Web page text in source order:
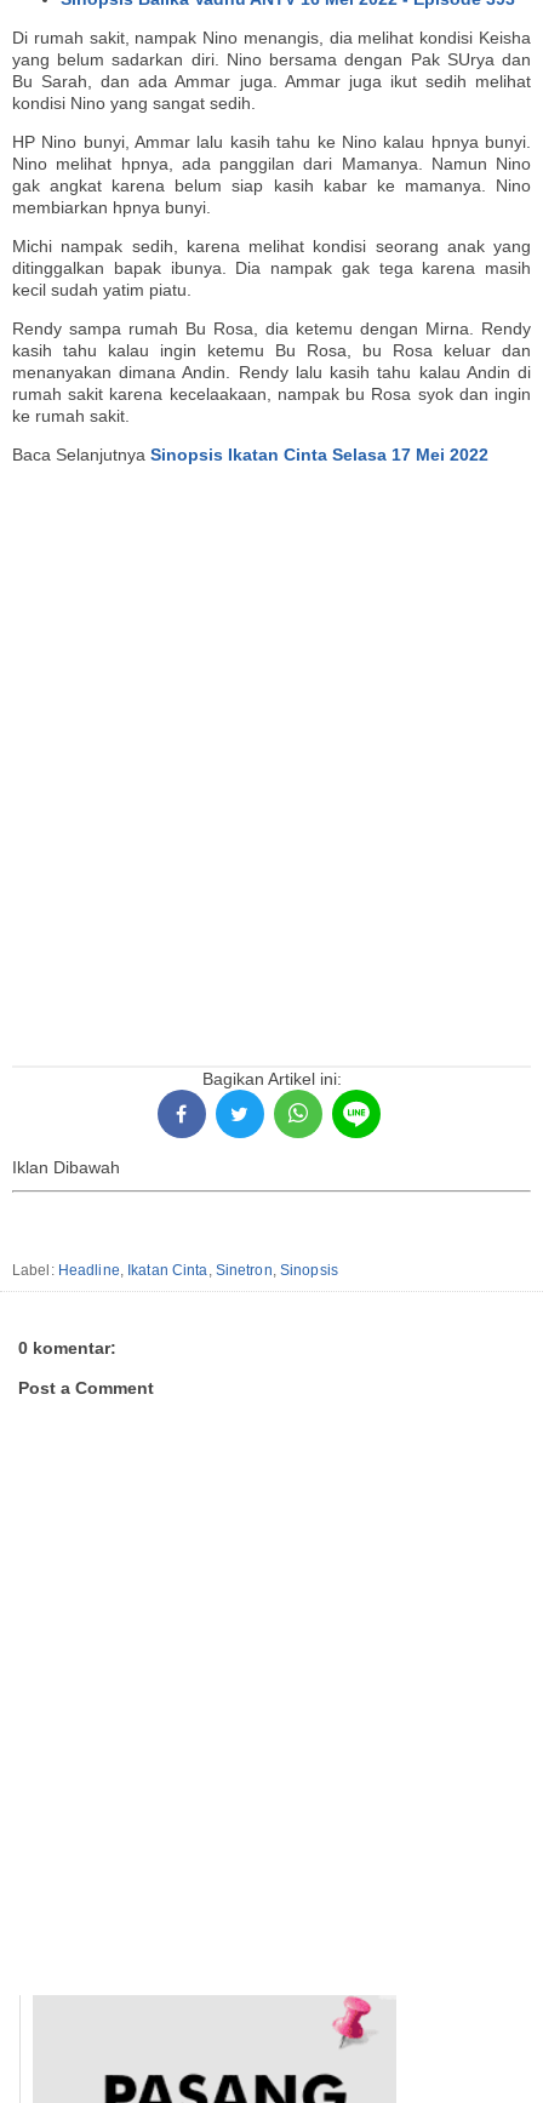
Di rumah sakit, nampak Nino menangis, dia melihat kondisi Keisha
yang belum sadarkan diri. Nino bersama dengan Pak SUrya dan
Bu Sarah, dan ada Ammar juga. Ammar juga ikut sedih melihat
kondisi Nino yang sangat sedih.
HP Nino bunyi, Ammar lalu kasih tahu ke Nino kalau hpnya bunyi.
Nino melihat hpnya, ada panggilan dari Mamanya. Namun Nino
gak angkat karena belum siap kasih kabar ke mamanya. Nino
membiarkan hpnya bunyi.
Michi nampak sedih, karena melihat kondisi seorang anak yang
ditinggalkan bapak ibunya. Dia nampak gak tega karena masih
kecil sudah yatim piatu.
Rendy sampa rumah Bu Rosa, dia ketemu dengan Mirna. Rendy
kasih tahu kalau ingin ketemu Bu Rosa, bu Rosa keluar dan
menanyakan dimana Andin. Rendy lalu kasih tahu kalau Andin di
rumah sakit karena kecelaakaan, nampak bu Rosa syok dan ingin
ke rumah sakit.
Baca Selanjutnya Sinopsis Ikatan Cinta Selasa 17 Mei 2022
Bagikan Artikel ini:
Iklan Dibawah
Label: Headline, Ikatan Cinta, Sinetron, Sinopsis
0 komentar:
Post a Comment